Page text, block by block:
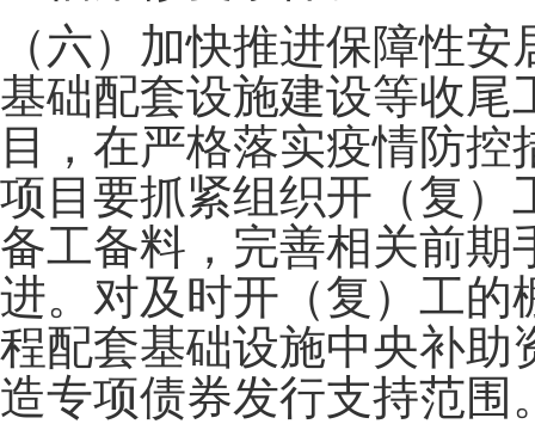
（六）加快推进保障性
基础配套设施建设等收尾
目，在严格落实疫情防
项目要抓紧组织开（复）
备工备料，完善相关前期
进。对及时开（复）工的
程配套基础设施中央补助
造专项债券发行支持范围